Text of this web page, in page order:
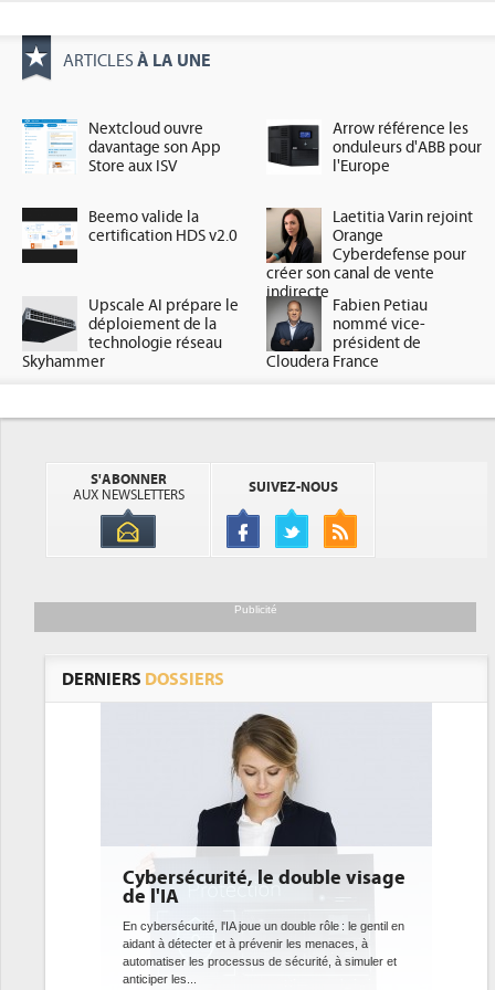
ARTICLES À LA UNE
Nextcloud ouvre
davantage son App
Store aux ISV
Arrow référence les
onduleurs d'ABB pour
l'Europe
Beemo valide la
certification HDS v2.0
Laetitia Varin rejoint
Orange
Cyberdefense pour
créer son canal de vente
indirecte
Upscale AI prépare le
déploiement de la
technologie réseau
Skyhammer
Fabien Petiau
nommé vice-
président de
Cloudera France
S'ABONNER
AUX NEWSLETTERS
SUIVEZ-NOUS
Publicité
DERNIERS DOSSIERS
DEE: l'efficacité énergétique
bientôt une obligation pour les
datacenters
Des datacenters plus durables et plus efficaces, c'est
ce que recherchent les pouvoirs publics européens
avec la mise en oeuvre de la nouvelle Directive sur